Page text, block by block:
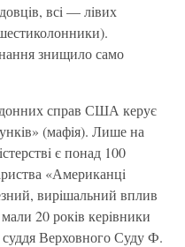
всi — лiвих
знищило само
справ США керує
(мафiя). Лише на
є понад 100
«Американцi
вирiшальний вплив
20 рокiв керiвники
Верховного Суду Ф.